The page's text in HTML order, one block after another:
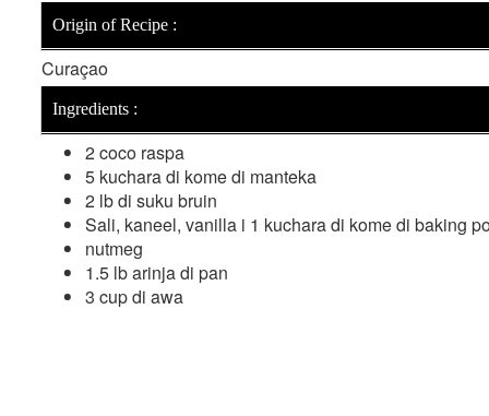
Origin of Recipe :
Curaçao
Ingredients :
2 coco raspa
5 kuchara di kome di manteka
2 lb di suku bruin
Sali, kaneel, vanilla i 1 kuchara di kome di baking
nutmeg
1.5 lb arinja di pan
3 cup di awa